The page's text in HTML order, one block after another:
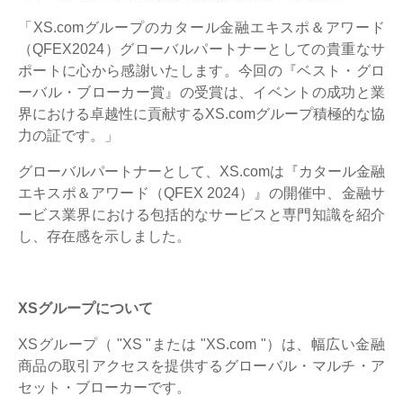
「XS.comグループのカタール金融エキスポ＆アワード
（QFEX2024）グローバルパートナーとしての貴重なサ
ポートに心から感謝いたします。今回の『ベスト・グロ
ーバル・ブローカー賞』の受賞は、イベントの成功と業
界における卓越性に貢献するXS.comグループ積極的な協
力の証です。」
グローバルパートナーとして、XS.comは『カタール金融
エキスポ＆アワード（QFEX 2024）』の開催中、金融サ
ービス業界における包括的なサービスと専門知識を紹介
し、存在感を示しました。
XSグループについて
XSグループ（ "XS "または "XS.com "）は、幅広い金融
商品の取引アクセスを提供するグローバル・マルチ・ア
セット・ブローカーです。